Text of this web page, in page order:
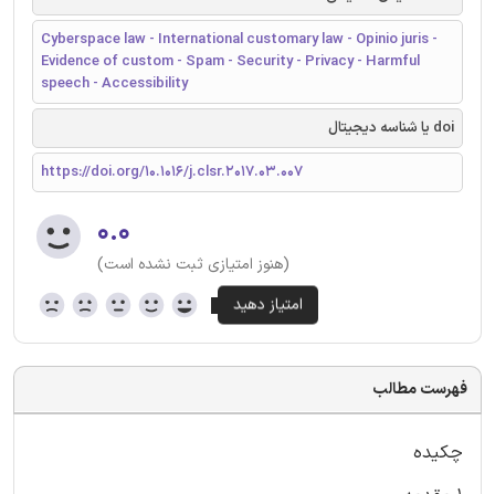
Cyberspace law - International customary law - Opinio juris -
Evidence of custom - Spam - Security - Privacy - Harmful
speech - Accessibility
doi یا شناسه دیجیتال
https://doi.org/10.1016/j.clsr.2017.03.007
۰.۰
(هنوز امتیازی ثبت نشده است)
فهرست مطالب
چکیده